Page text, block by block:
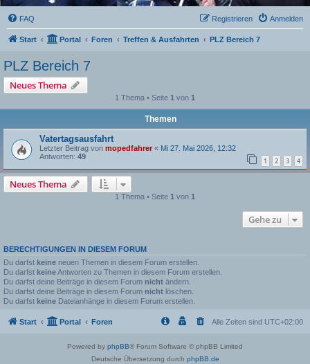
FAQ Anmelden
Registrieren
Start Portal Foren Treffen & Ausfahrten PLZ Bereich 7
PLZ Bereich 7
Neues Thema
1 Thema • Seite 1 von 1
Themen
Vatertagsausfahrt
Letzter Beitrag von mopedfahrer « Mi 27. Mai 2026, 12:32
Antworten: 49 1 2 3 4
Neues Thema
1 Thema • Seite 1 von 1
Gehe zu
BERECHTIGUNGEN IN DIESEM FORUM
Du darfst keine neuen Themen in diesem Forum erstellen.
Du darfst keineAntworten zu Themen in diesem Forum erstellen.
Du darfst deine Beiträge in diesem Forum nicht ändern.
Du darfst deine Beiträge in diesem Forum nicht löschen.
Du darfst keine Dateianhänge in diesem Forum erstellen.
Start Portal Foren Alle Zeiten sind UTC+02:00
Powered by phpBB® Forum Software © phpBB Limited
Deutsche Übersetzung durch phpBB.de